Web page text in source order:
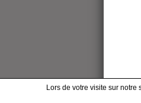
Lors de votre visite sur